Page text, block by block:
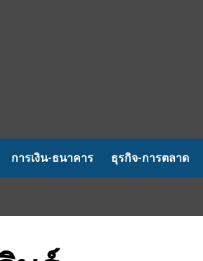
การเงิน-ธนาคาร ธุรกิจ-การตลาด